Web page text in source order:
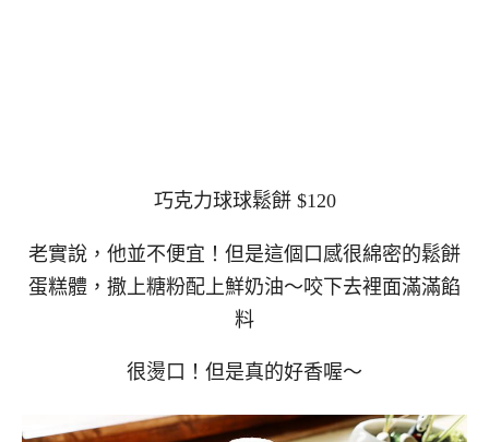
巧克力球球鬆餅 $120
老實說，他並不便宜！但是這個口感很綿密的鬆餅
蛋糕體，撒上糖粉配上鮮奶油～咬下去裡面滿滿餡
料
很燙口！但是真的好香喔～